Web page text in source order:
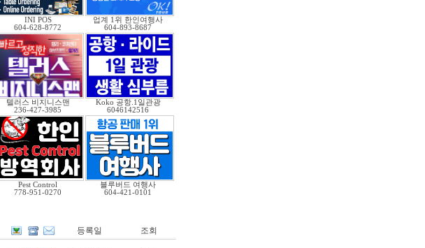
INI POS
604-628-8772
업계 1위 한인여행사
604-893-8687
텔러스 비지니스맨
236-427-3985
Koko 공항.1일관광
6046142516
Pest Control
778-951-0270
블루버드 여행사
604-421-0101
등록일 조회